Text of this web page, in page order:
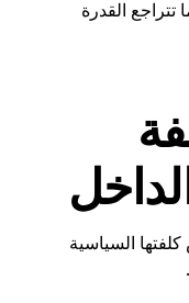
تتراجع القدرة
السياسية